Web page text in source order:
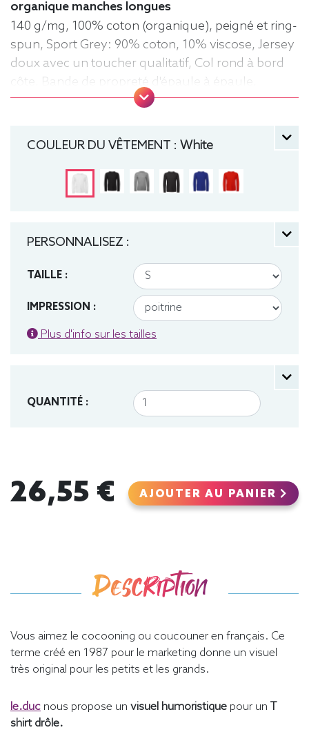
organique manches longues
140 g/mg, 100% coton (organique), peigné et ring-
spun, Sport Grey: 90% coton, 10% viscose, Jersey
doux avec un toucher qualitatif, Col rond à bord
côte, Bande de propreté d'épaule à épaule,
Coutures latérales, puce de taille, Lavable jusqu'à
Léger, Homme, Col rond, Bio / Organic, B&C
COULEUR DU VÊTEMENT : White
PERSONNALISEZ :
TAILLE :
IMPRESSION :
Plus d'info sur les tailles
QUANTITÉ :
26,55 € AJOUTER AU PANIER
Description
Vous aimez le cocooning ou coucouner en français. Ce
terme créé en 1987 pour le marketing donne un visuel
très original pour les petits et les grands.
le.duc nous propose un visuel humoristique pour un T
shirt drôle.